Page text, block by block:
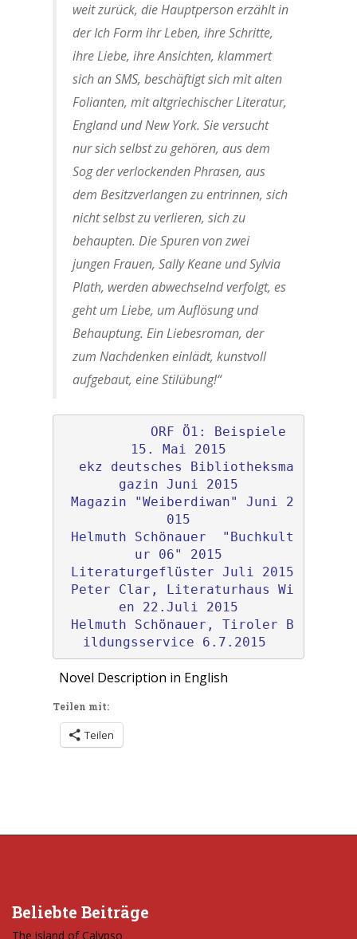
weit zurück, die Hauptperson erzählt in
der Ich Form ihr Leben, ihre Schritte,
ihre Liebe, ihre Ansichten, klammert
sich an SMS, beschäftigt sich mit alten
Folianten, mit altgriechischer Literatur,
England und New York. Sie versucht
nur sich selbst zu gehören, aus dem
Sog der verlockenden Phrasen, aus
dem Besitzverlangen zu entrinnen, sich
nicht selbst zu verlieren, sich zu
behaupten. Die Spuren von zwei
jungen Frauen, Sally Keane und Sylvia
Plath, werden abwechselnd verfolgt, es
geht um Liebe, um Auflösung und
Behauptung. Ein Liebesroman, der
zum Nachdenken einlädt, kunstvoll
aufgebaut, eine Stilübung!“
ORF Ö1: Beispiele
15. Mai 2015
ekz deutsches Bibliotheksma
gazin Juni 2015
Magazin "Weiberdiwan" Juni 2
015
Helmuth Schönauer  "Buchkult
ur 06" 2015
Literaturgeflüster Juli 2015
Peter Clar, Literaturhaus Wi
en 22.Juli 2015
Helmuth Schönauer, Tiroler B
ildungsservice 6.7.2015
Novel Description in English
Teilen mit:
Teilen
Beliebte Beiträge
The island of Calypso